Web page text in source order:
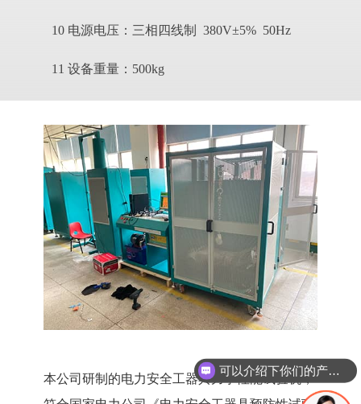
10 电源电压：三相四线制 380V±5% 50Hz
11 设备重量：500kg
本公司研制的电力安全工器具力学性能试验机，
可以介绍下你们的产品么